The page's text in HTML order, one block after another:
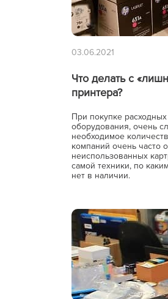
03.06.2021
Что делать с
принтера?
При покупке
оборудования, очень
необходимое
компаний очень часто
неиспользованных
самой техники, по
нет в наличии.